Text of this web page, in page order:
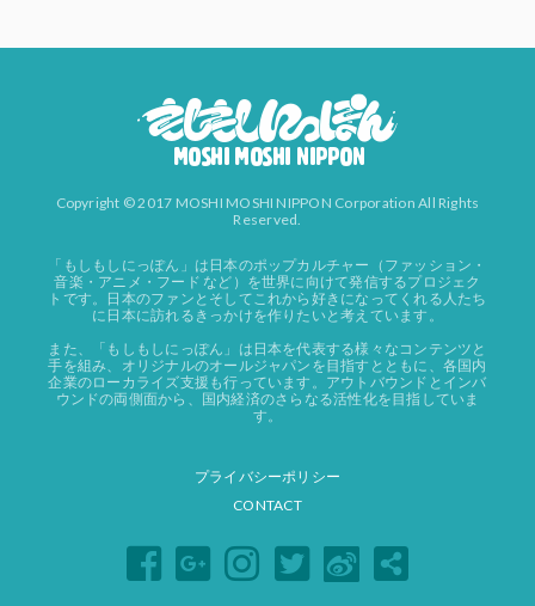
Copyright © 2017 MOSHI MOSHI NIPPON Corporation All Rights
Reserved.
「もしもしにっぽん」は日本のポップカルチャー（ファッション・
音楽・アニメ・フード など）を世界に向けて発信するプロジェク
トです。日本のファンとそしてこれから好きになってくれる人たち
に日本に訪れるきっかけを作りたいと考えています。
また、「もしもしにっぽん」は日本を代表する様々なコンテンツと
手を組み、オリジナルのオールジャパンを目指すとともに、各国内
企業のローカライズ支援も行っています。アウトバウンドとインバ
ウンドの両側面から、国内経済のさらなる活性化を目指していま
す。
プライバシーポリシー
CONTACT